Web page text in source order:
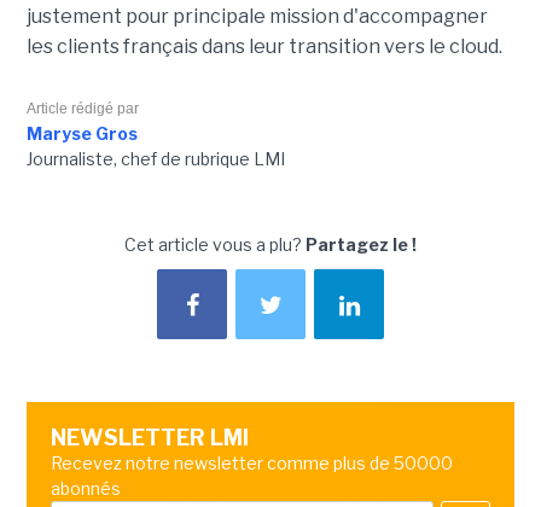
justement pour principale mission d'accompagner
les clients français dans leur transition vers le cloud.
Article rédigé par
Maryse Gros
Journaliste, chef de rubrique LMI
Cet article vous a plu? Partagez le !
NEWSLETTER LMI
Recevez notre newsletter comme plus de 50000
abonnés